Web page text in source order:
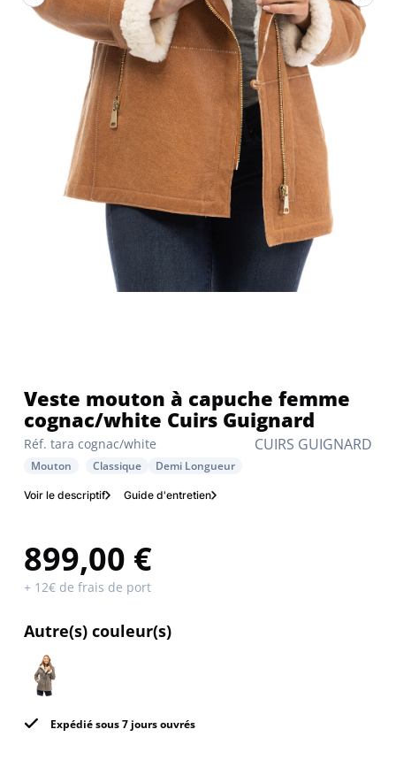
CUIRS GUIGNARD
Réf. tara cognac/white
Veste mouton à capuche femme
cognac/white Cuirs Guignard
Mouton Classique Demi Longueur
Voir le descriptif Guide d'entretien
899,00 €
+ 12€ de frais de port
Autre(s) couleur(s)
Expédié sous 7 jours ouvrés